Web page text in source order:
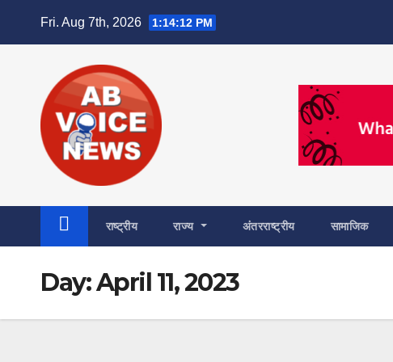
Fri. Aug 7th, 2026 1:14:13 PM
राष्ट्रीय राज्य अंतरराष्ट्रीय सामाजिक
Day:April 11, 2023